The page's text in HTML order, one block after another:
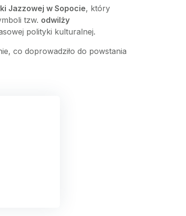
Jazzowej w Sopocie, który
tzw. odwilży
polityki kulturalnej.
co doprowadziło do powstania